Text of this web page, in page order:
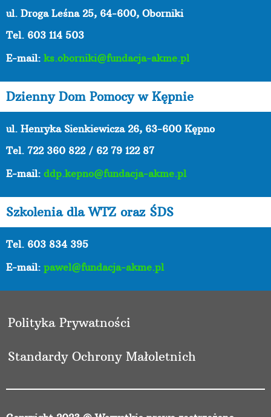
ul. Droga Leśna 25, 64-600, Oborniki
Tel. 603 114 503
E-mail: ks.oborniki@fundacja-akme.pl
Dzienny Dom Pomocy w Kępnie
ul. Henryka Sienkiewicza 26, 63-600 Kępno
Tel. 722 360 822 / 62 79 122 87
E-mail: ddp.kepno@fundacja-akme.pl
Szkolenia dla WTZ oraz ŚDS
Tel. 603 834 395
E-mail: pawel@fundacja-akme.pl
Polityka Prywatności
Standardy Ochrony Małoletnich